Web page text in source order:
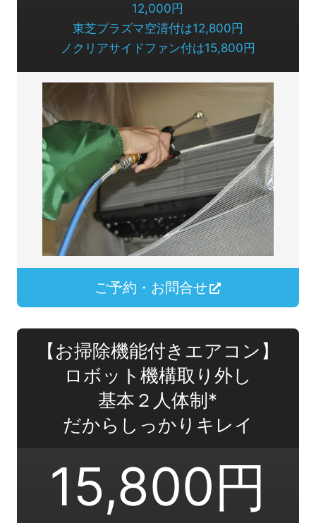
12,000円
東芝プラズマ空清付は12,800円
ノクリアサイドファン付は15,800円
ご予約・お問合せ
【お掃除機能付きエアコン】
ロボット機構取り外し
基本２人体制*
だからしっかりキレイ
15,800円